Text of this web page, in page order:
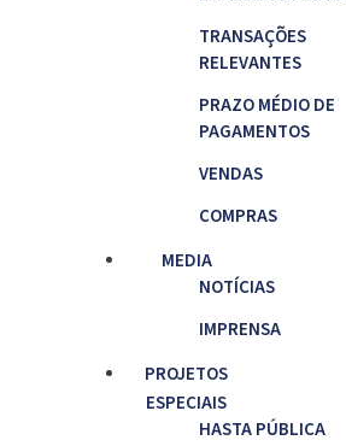
TRANSAÇÕES
RELEVANTES
PRAZO MÉDIO DE
PAGAMENTOS
VENDAS
COMPRAS
MEDIA
NOTÍCIAS
IMPRENSA
PROJETOS
ESPECIAIS
HASTA PÚBLICA